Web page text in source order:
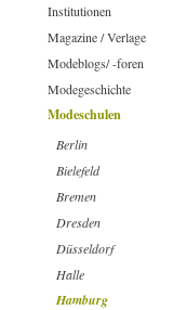
Institutionen
Magazine / Verlage
Modeblogs/ -foren
Modegeschichte
Modeschulen
Berlin
Bielefeld
Bremen
Dresden
Düsseldorf
Halle
Hamburg